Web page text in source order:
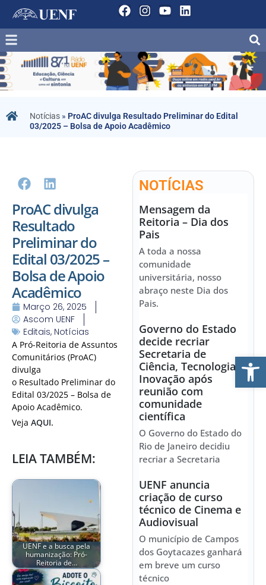
Notícias » ProAC divulga Resultado Preliminar do Edital
03/2025 – Bolsa de Apoio Acadêmico
ProAC divulga
Resultado
Preliminar do
Edital 03/2025 –
Bolsa de Apoio
Acadêmico
Março 26, 2025
Ascom UENF
Editais, Notícias
A Pró-Reitoria de Assuntos
Comunitários (ProAC)
divulga
o Resultado Preliminar do
Edital 03/2025 – Bolsa de
Apoio Acadêmico.
Veja AQUI.
LEIA TAMBÉM:
UENF e a busca pela
humanização: Pró-
Reitoria de…
NOTÍCIAS
Mensagem da
Reitoria – Dia dos
Pais
A toda a nossa
comunidade
universitária, nosso
abraço neste Dia dos
Pais.
Governo do Estado
decide recriar
Secretaria de
Ciência, Tecnologia e
Inovação após
reunião com
comunidade
científica
O Governo do Estado do
Rio de Janeiro decidiu
recriar a Secretaria
UENF anuncia
criação de curso
técnico de Cinema e
Audiovisual
O município de Campos
dos Goytacazes ganhará
em breve um curso
técnico